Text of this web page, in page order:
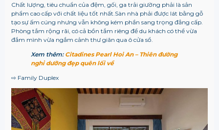
Chất lượng, tiêu chuẩn của đệm, gối, ga trải giường phải là sản
phẩm cao cấp với chất liệu tốt nhất.Sàn nhà phải được lát bằng gỗ
tạo sự ấm cúng nhưng vẫn không kém phần sang trọng đẳng cấp.
Phòng tắm rộng rãi, có cả bồn tắm riêng để du khách có thể vừa
đắm mình vừa ngắm cảnh thư giãn qua ô cửa sổ.
Xem thêm: Citadines Pearl Hoi An – Thiên đường
nghỉ dưỡng đẹp quên lối về
⇨ Family Duplex